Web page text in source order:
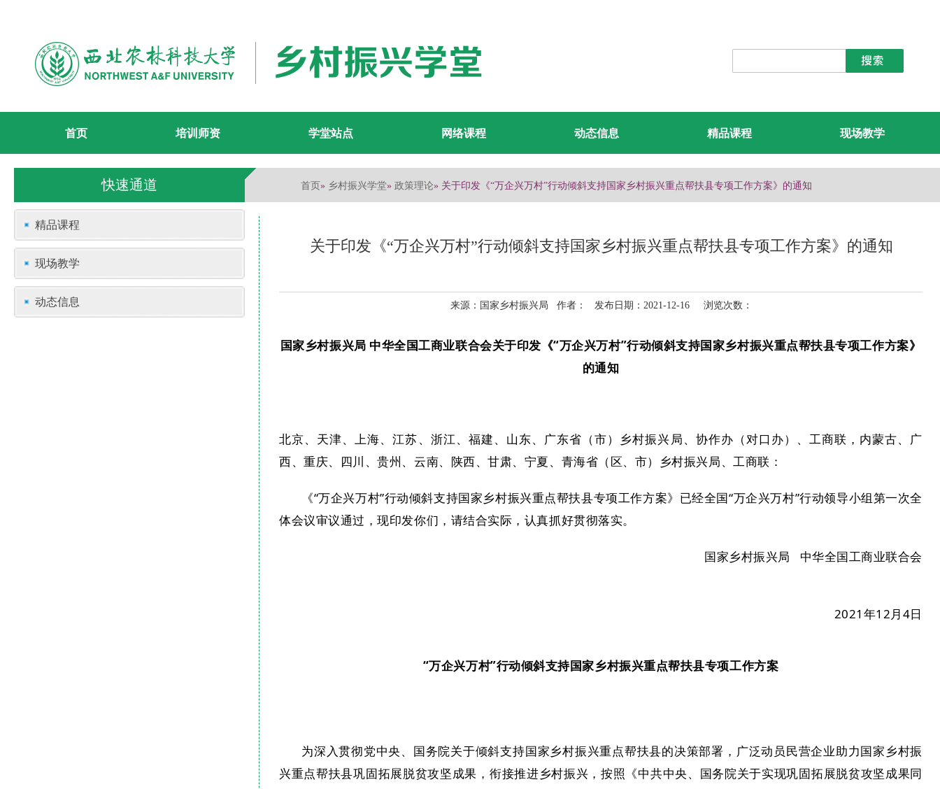
首页 培训师资 学堂站点 网络课程 动态信息 精品课程 现场教学
快速通道 首页» 乡村振兴学堂» 政策理论» 关于印发《“万企兴万村”行动倾斜支持国家乡村振兴重点帮扶县专项工作方案》的通知
精品课程
现场教学
动态信息
关于印发《“万企兴万村”行动倾斜支持国家乡村振兴重点帮扶县专项工作方案》的通知
来源：国家乡村振兴局 作者： 发布日期：2021-12-16 浏览次数：
国家乡村振兴局 中华全国工商业联合会关于印发《“万企兴万村”行动倾斜支持国家乡村振兴重点帮扶县专项工作方案》
的通知
北京、天津、上海、江苏、浙江、福建、山东、广东省（市）乡村振兴局、协作办（对口办）、工商联，内蒙古、广
西、重庆、四川、贵州、云南、陕西、甘肃、宁夏、青海省（区、市）乡村振兴局、工商联：
《“万企兴万村”行动倾斜支持国家乡村振兴重点帮扶县专项工作方案》已经全国“万企兴万村”行动领导小组第一次全
体会议审议通过，现印发你们，请结合实际，认真抓好贯彻落实。
国家乡村振兴局 中华全国工商业联合会
2021年12月4日
“万企兴万村”行动倾斜支持国家乡村振兴重点帮扶县专项工作方案
为深入贯彻党中央、国务院关于倾斜支持国家乡村振兴重点帮扶县的决策部署，广泛动员民营企业助力国家乡村振
兴重点帮扶县巩固拓展脱贫攻坚成果，衔接推进乡村振兴，按照《中共中央、国务院关于实现巩固拓展脱贫攻坚成果同